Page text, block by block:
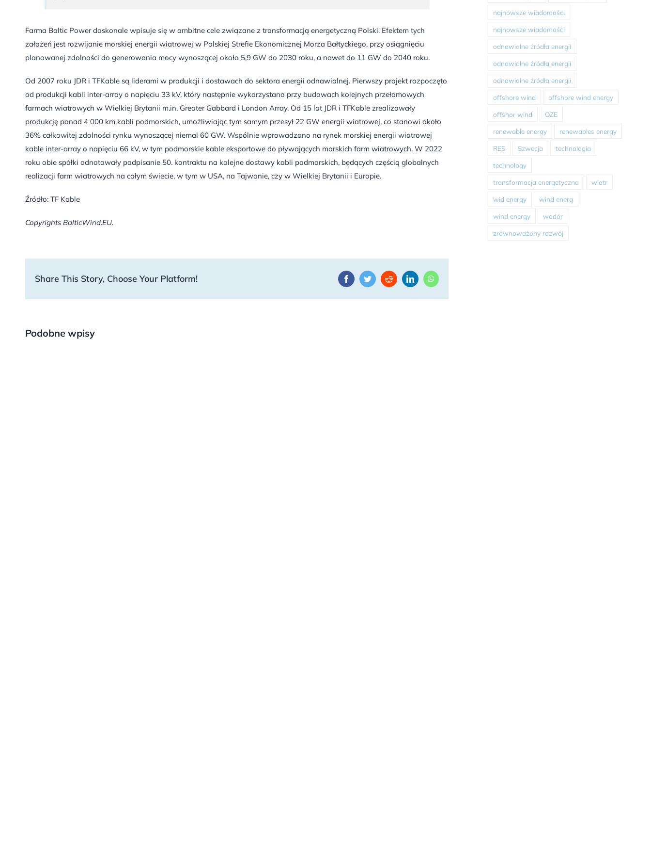
Farma Baltic Power doskonale wpisuje się w ambitne cele związane z transformacją energetyczną Polski. Efektem tych
założeń jest rozwijanie morskiej energii wiatrowej w Polskiej Strefie Ekonomicznej Morza Bałtyckiego, przy osiągnięciu
planowanej zdolności do generowania mocy wynoszącej około 5,9 GW do 2030 roku, a nawet do 11 GW do 2040 roku.
Od 2007 roku JDR i TFKable są liderami w produkcji i dostawach do sektora energii odnawialnej. Pierwszy projekt rozpoczęto
od produkcji kabli inter-array o napięciu 33 kV, który następnie wykorzystano przy budowach kolejnych przełomowych
farmach wiatrowych w Wielkiej Brytanii m.in. Greater Gabbard i London Array. Od 15 lat JDR i TFKable zrealizowały
produkcję ponad 4 000 km kabli podmorskich, umożliwiając tym samym przesył 22 GW energii wiatrowej, co stanowi około
36% całkowitej zdolności rynku wynoszącej niemal 60 GW. Wspólnie wprowadzano na rynek morskiej energii wiatrowej
kable inter-array o napięciu 66 kV, w tym podmorskie kable eksportowe do pływających morskich farm wiatrowych. W 2022
roku obie spółki odnotowały podpisanie 50. kontraktu na kolejne dostawy kabli podmorskich, będących częścią globalnych
realizacji farm wiatrowych na całym świecie, w tym w USA, na Tajwanie, czy w Wielkiej Brytanii i Europie.
Źródło: TF Kable
Copyrights BalticWind.EU.
Share This Story, Choose Your Platform! FacebookTwitterRedditLinkedInWhatsApp
Podobne wpisy
najnowsze wiadomości
najnowsze wiadomości
odnawialne źródła energii
odnawialne źródła energii
odnawialne źródła energii
offshore wind offshore wind energy
offshor wind OZE
renewable energy renewables energy
RES Szwecja technologia
technology
transformacja energetyczna wiatr
wid energy wind energ
wind energy wodór
zrównoważony rozwój